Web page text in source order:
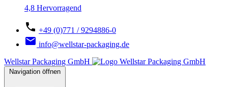
4,8 Hervorragend
+49 (0)771 / 9294886-0
info@wellstar-packaging.de
Wellstar Packaging GmbH
Navigation öffnen